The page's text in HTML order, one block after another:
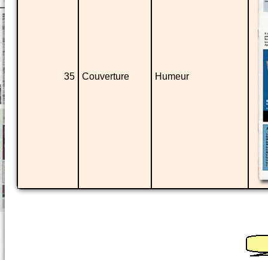
35 Couverture Humeur